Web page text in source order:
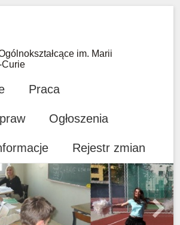
im. Marii
Curie
Praca
Ogłoszenia
Rejestr zmian
Next